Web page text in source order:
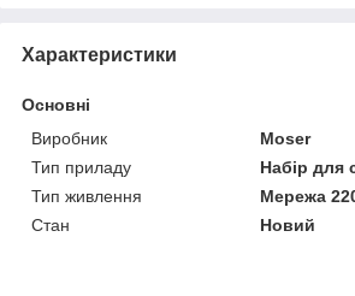
Характеристики
Основні
Виробник
Moser
Тип приладу
Набір для
Тип живлення
Мережа
Стан
Новий